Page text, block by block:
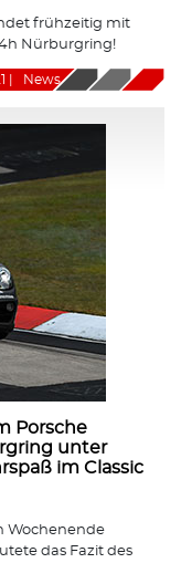
frühzeitig mit
Nürburgring!
News
Porsche
unter
im Classic
Wochenende
das Fazit des